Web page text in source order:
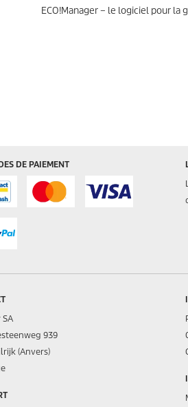
ECO!Manager– le logiciel pour la
DE PAIEMENT
SA
939
(Anvers)